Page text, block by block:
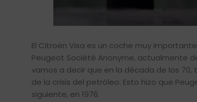
El Citroën Visa es un coche muy
Peugeot Société Anonyme, actualmente
vamos a decir que en la década de los 70,
de la crisis del petróleo. Esto hizo que
siguiente, en 1976.